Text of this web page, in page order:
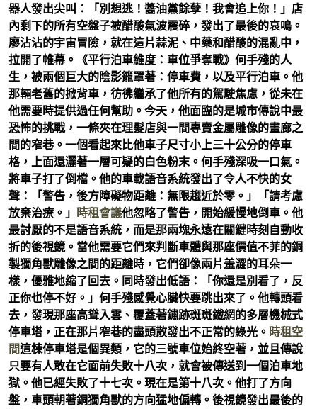
器人發出尖叫：「別想逃！醬油黨餘孽！我會追上你！」店
內剩下的所有空盤子被醋酸氣波震碎，發出了最後的哀鳴。
廖沾沾的宇宙冒險，就在這片蒜泥、中藥和醋酸的混亂中，
拉開了帷幕。《平行泊車維度：車位爭奪戰》何手殘的人
生，被兩個巨大的陰影籠罩著：停車費，以及平行泊車。他
那輛老舊的掀背車，彷彿繼承了他所有的駕駛焦慮，從未在
他需要時提供過任何幫助。今天，他面臨的是城市傳說中最
恐怖的挑戰，一條夾在理髮店與一間專賣金屬雕像的畫廊之
間的窄巷。一個看起來比他車子尺寸小上三十公分的停車
格，上面還灑著一層可疑的白色粉末。何手殘深吸一口氣。
將車子打了倒檔。他的車載語音系統發出了令人不快的女
聲：「警告，後方障礙物距離：無限趨近於零。」「請考慮
放棄治療。」 時租會議他忽略了警告，開始緩慢地倒車。他
最討厭的不是語音系統，而是那兩塊永遠在關鍵時刻自動收
折的後視鏡。當他需要它們來判斷車體與那座價值不菲的銅
製獨角獸雕像之間的距離時，它們卻像兩片羞澀的耳朵一
樣，優雅地縮了回去。同時發出低語：「你還是別看了，反
正你也停不好。」何手殘感覺心臟快要跳出來了。他轉頭看
去，發現那座高聳入雲、覆蓋著鏽跡斑斑鐵網的多層機械式
停車塔，正在那片窄巷的盡頭散發出不正常的綠光。 時租空
間這棟停車塔是個異類，它的三號車位始終空著，並且傳說
只要有人敢在它面前失敗十八次，就會被傳送到一個泊車地
獄。他已經失敗了十七次。現在是第十八次。他打了方向
盤，車頭朝著銅獨角獸的方向猛地偏轉。後視鏡發出最後的